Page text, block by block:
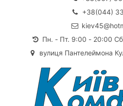
+38(044)
Пн. - Пт. 9:00 - 20:00
вулиця Пантелеймона